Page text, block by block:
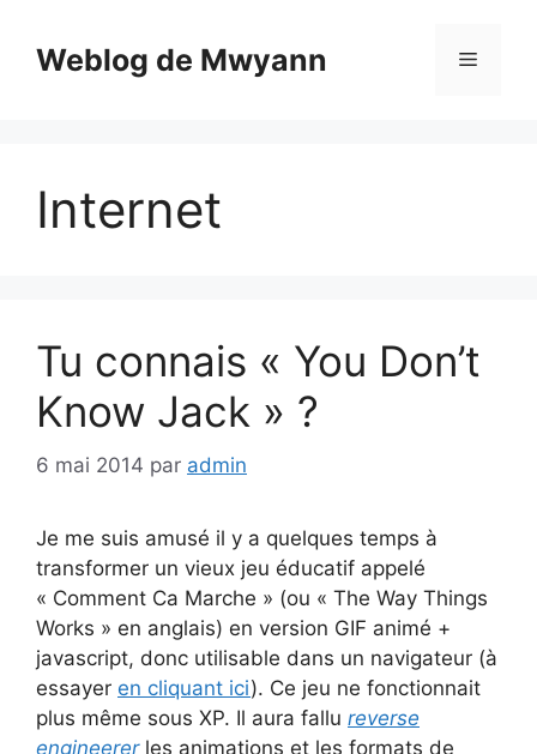
contenuWeblog de Mwyann Menu
Internet
Tu connais « You Don’t
Know Jack » ?
6 mai 2014 par admin
Je me suis amusé il y a quelques temps à
transformer un vieux jeu éducatif appelé
« Comment Ca Marche » (ou « The Way Things
Works » en anglais) en version GIF animé +
javascript, donc utilisable dans un navigateur (à
essayer en cliquant ici). Ce jeu ne fonctionnait
plus même sous XP. Il aura fallu reverse
engineererles animations et les formats de